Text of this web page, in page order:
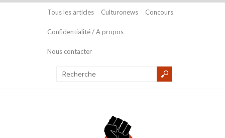
Tous les articles Culturonews Concours
Confidentialité / A propos
Nous contacter